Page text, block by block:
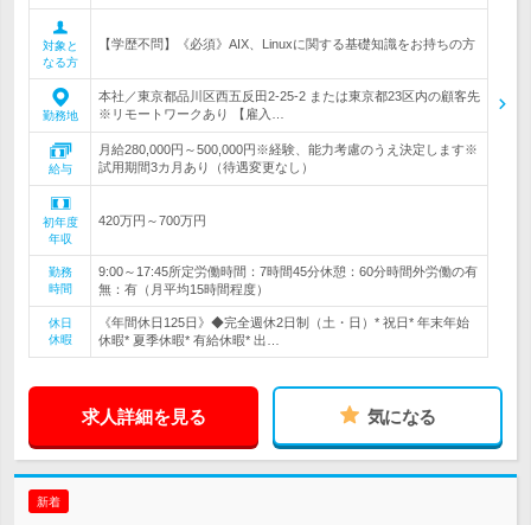
対象と
なる方
【学歴不問】《必須》AIX、Linuxに関する基礎知識をお持ちの方
勤務地
本社／東京都品川区西五反田2-25-2 または東京都23区内の顧客先
※リモートワークあり 【雇入…
給与
月給280,000円～500,000円※経験、能力考慮のうえ決定します※
試用期間3カ月あり（待遇変更なし）
初年度
年収
420万円～700万円
勤務
時間
9:00～17:45所定労働時間：7時間45分休憩：60分時間外労働の有
無：有（月平均15時間程度）
休日
休暇
《年間休日125日》◆完全週休2日制（土・日）* 祝日* 年末年始
休暇* 夏季休暇* 有給休暇* 出…
求人詳細を見る 気になる
新着